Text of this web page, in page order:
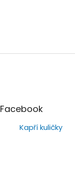
Facebook
Kapří kuličky